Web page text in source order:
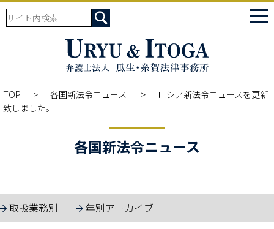
TOP 各国新法令ニュース
ロシア新法令ニュースを更新
致しました。
各国新法令ニュース
取扱業務別 年別アーカイブ